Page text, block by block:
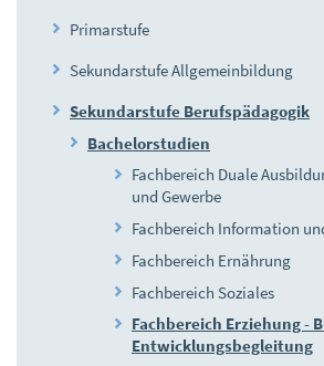
Primarstufe
Sekundarstufe Allgemeinbildung
Sekundarstufe Berufspädagogik
Bachelorstudien
Fachbereich Duale
und Gewerbe
Fachbereich Information
Fachbereich Ernährung
Fachbereich Soziales
Fachbereich Erziehung -
Entwicklungsbegleitung